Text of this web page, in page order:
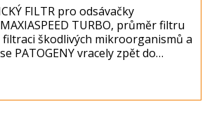
FILTR pro odsávačky
TURBO, průměr filtru
filtraci škodlivých mikroorganismů a
PATOGENY vracely zpět do
filtr je třeba měnit po
výkonu a likvidovat jako infekční